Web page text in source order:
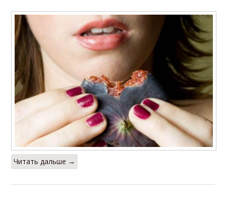
Читать дальше →